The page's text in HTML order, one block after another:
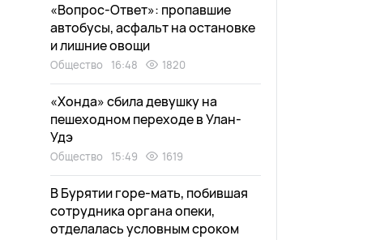
«Вопрос-Ответ»: пропавшие
автобусы, асфальт на остановке
и лишние овощи
Общество 16:48 1820
«Хонда» сбила девушку на
пешеходном переходе в Улан-
Удэ
Общество 15:49 1619
В Бурятии горе-мать, побившая
сотрудника органа опеки,
отделалась условным сроком